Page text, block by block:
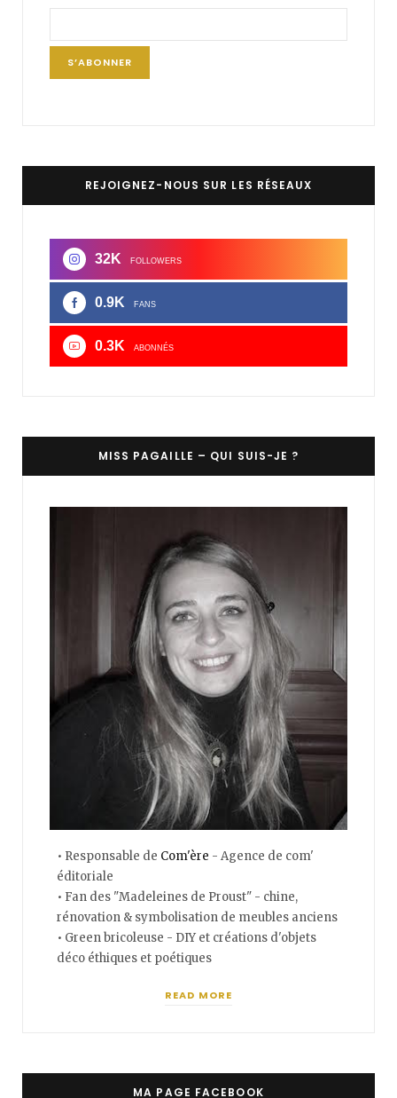
REJOIGNEZ-NOUS SUR LES RÉSEAUX
32K FOLLOWERS
0.9K FANS
0.3K ABONNÉS
MISS PAGAILLE – QUI SUIS-JE ?
• Responsable de Com'ère - Agence de com'
éditoriale
• Fan des "Madeleines de Proust" - chine,
rénovation & symbolisation de meubles anciens
• Green bricoleuse - DIY et créations d'objets
déco éthiques et poétiques
READ MORE
MA PAGE FACEBOOK